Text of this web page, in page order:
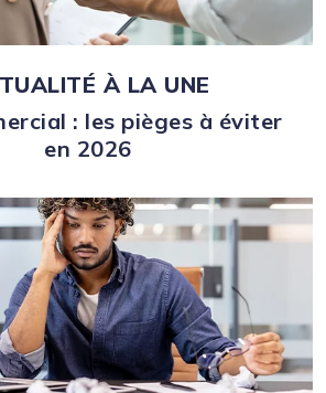
À LA UNE
: les pièges à éviter
en 2026